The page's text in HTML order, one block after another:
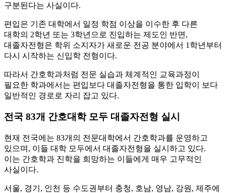
구분된다는 사실이다.
편입은 기존 대학에서 일정 학점 이상을 이수한 후 다른
대학의 2학년 또는 3학년으로 진입하는 제도인 반면,
대졸자전형은 학위 소지자가 새로운 전공 분야에서 1학년부터
다시 시작하는 신입학 전형이다.
따라서 간호학과처럼 전문 실습과 체계적인 교육과정이
필요한 학과에서는 편입보다 대졸자전형을 통한 입학이 보다
일반적인 경로로 자리 잡고 있다.
전국 83개 간호대학 모두 대졸자전형 실시
현재 전국에는 83개의 전문대학에서 간호학과를 운영하고
있으며, 이들 대학 모두에서 대졸자전형을 실시하고 있다.
이는 간호학과 진학을 희망하는 이들에게 매우 고무적인
사실이다.
서울, 경기, 인천 등 수도권부터 충청, 호남, 영남, 강원, 제주에